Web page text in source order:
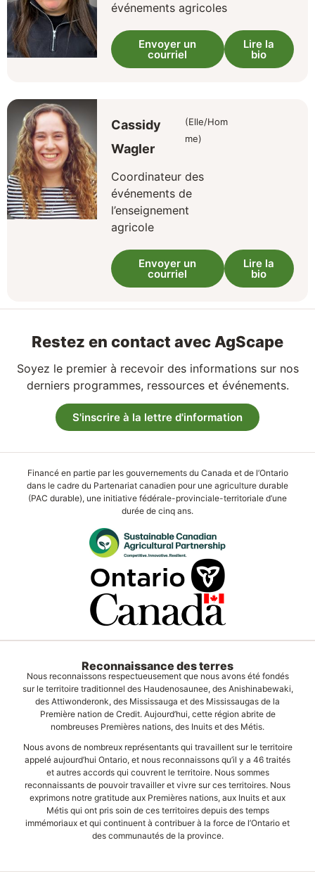
événements agricoles
Envoyer un
courriel
Lire la
bio
Cassidy
Wagler
(Elle/Hom
me)
Coordinateur des
événements de
l’enseignement
agricole
Envoyer un
courriel
Lire la
bio
Restez en contact avec AgScape
Soyez le premier à recevoir des informations sur nos
derniers programmes, ressources et événements.
S'inscrire à la lettre d'information
Financé en partie par les gouvernements du Canada et de l’Ontario
dans le cadre du Partenariat canadien pour une agriculture durable
(PAC durable), une initiative fédérale-provinciale-territoriale d’une
durée de cinq ans.
Reconnaissance des terres
Nous reconnaissons respectueusement que nous avons été fondés
sur le territoire traditionnel des Haudenosaunee, des Anishinabewaki,
des Attiwonderonk, des Mississauga et des Mississaugas de la
Première nation de Credit. Aujourd’hui, cette région abrite de
nombreuses Premières nations, des Inuits et des Métis.
Nous avons de nombreux représentants qui travaillent sur le territoire
appelé aujourd’hui Ontario, et nous reconnaissons qu’il y a 46 traités
et autres accords qui couvrent le territoire. Nous sommes
reconnaissants de pouvoir travailler et vivre sur ces territoires. Nous
exprimons notre gratitude aux Premières nations, aux Inuits et aux
Métis qui ont pris soin de ces territoires depuis des temps
immémoriaux et qui continuent à contribuer à la force de l’Ontario et
des communautés de la province.